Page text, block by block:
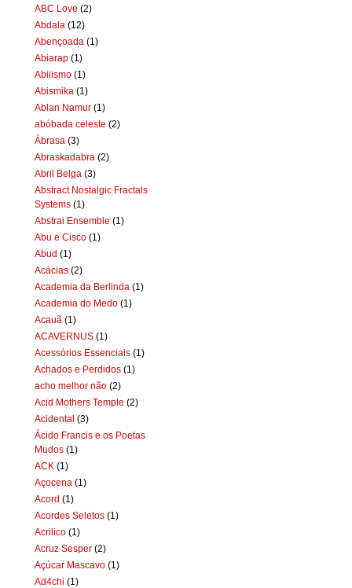
ABC Love (2)
Abdala (12)
Abençoada (1)
Abiarap (1)
Abiiismo (1)
Abismika (1)
Ablan Namur (1)
abóbada celeste (2)
Àbrasa (3)
Abraskadabra (2)
Abril Belga (3)
Abstract Nostalgic Fractals
Systems (1)
Abstrai Ensemble (1)
Abu e Cisco (1)
Abud (1)
Acácias (2)
Academia da Berlinda (1)
Academia do Medo (1)
Acauã (1)
ACAVERNUS (1)
Acessórios Essenciais (1)
Achados e Perdidos (1)
acho melhor não (2)
Acid Mothers Temple (2)
Acidental (3)
Ácido Francis e os Poetas
Mudos (1)
ACK (1)
Açocena (1)
Acord (1)
Acordes Seletos (1)
Acrilico (1)
Acruz Sesper (2)
Açúcar Mascavo (1)
Ad4chi (1)